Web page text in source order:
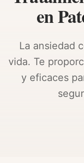
en
La ansiedad
vida. Te
y eficaces